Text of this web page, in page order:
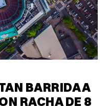
BARRIDA A
RACHA DE 8